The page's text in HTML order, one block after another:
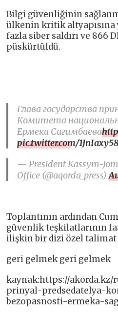
Bilgi güvenliğinin
ülkenin kritik
fazla siber saldırı ve 866
püskürtüldü.
Глава государства
Комитета
Ермека Сагимбаева
pic.twitter.com/
— President Kassym-
Office (@aqorda_press)
Toplantının ardından
güvenlik teşkilatlarının
ilişkin bir dizi özel talimat
geri gelmek geri gelmek
kaynak:https://akorda.kz/
prinyal-predsedatelya-
bezopasnosti-ermeka-